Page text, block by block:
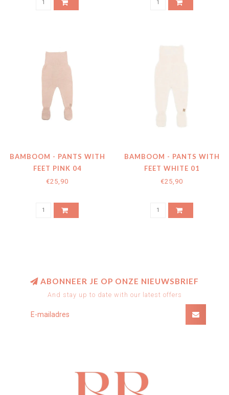
BAMBOOM - PANTS WITH
FEET PINK 04
€25,90
BAMBOOM - PANTS WITH
FEET WHITE 01
€25,90
ABONNEER JE OP ONZE NIEUWSBRIEF
And stay up to date with our latest offers